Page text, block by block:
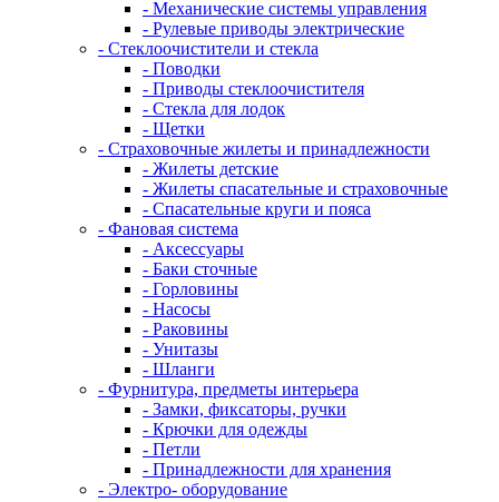
- Механические системы управления
- Рулевые приводы электрические
- Стеклоочистители и стекла
- Поводки
- Приводы стеклоочистителя
- Стекла для лодок
- Щетки
- Страховочные жилеты и принадлежности
- Жилеты детские
- Жилеты спасательные и страховочные
- Спасательные круги и пояса
- Фановая система
- Аксессуары
- Баки сточные
- Горловины
- Насосы
- Раковины
- Унитазы
- Шланги
- Фурнитура, предметы интерьера
- Замки, фиксаторы, ручки
- Крючки для одежды
- Петли
- Принадлежности для хранения
- Электро- оборудование